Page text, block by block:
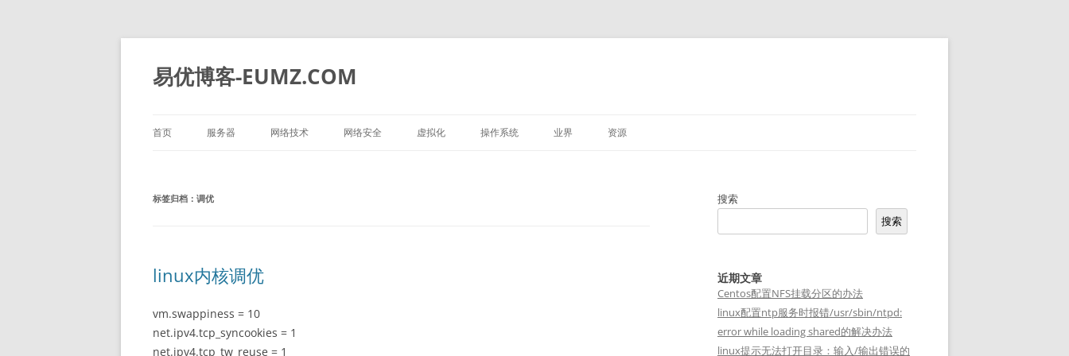
易优博客-EUMZ.COM
首页 服务器 网络技术 网络安全 虚拟化 操作系统 业界 资源
标签归档： 调优
linux内核调优
vm.swappiness = 10
net.ipv4.tcp_syncookies = 1
net.ipv4.tcp_tw_reuse = 1
搜索
搜索
近期文章
Centos配置NFS挂载分区的办法
linux配置ntp服务时报错/usr/sbin/ntpd:
error while loading shared的解决办法
linux提示无法打开目录：输入/输出错误的